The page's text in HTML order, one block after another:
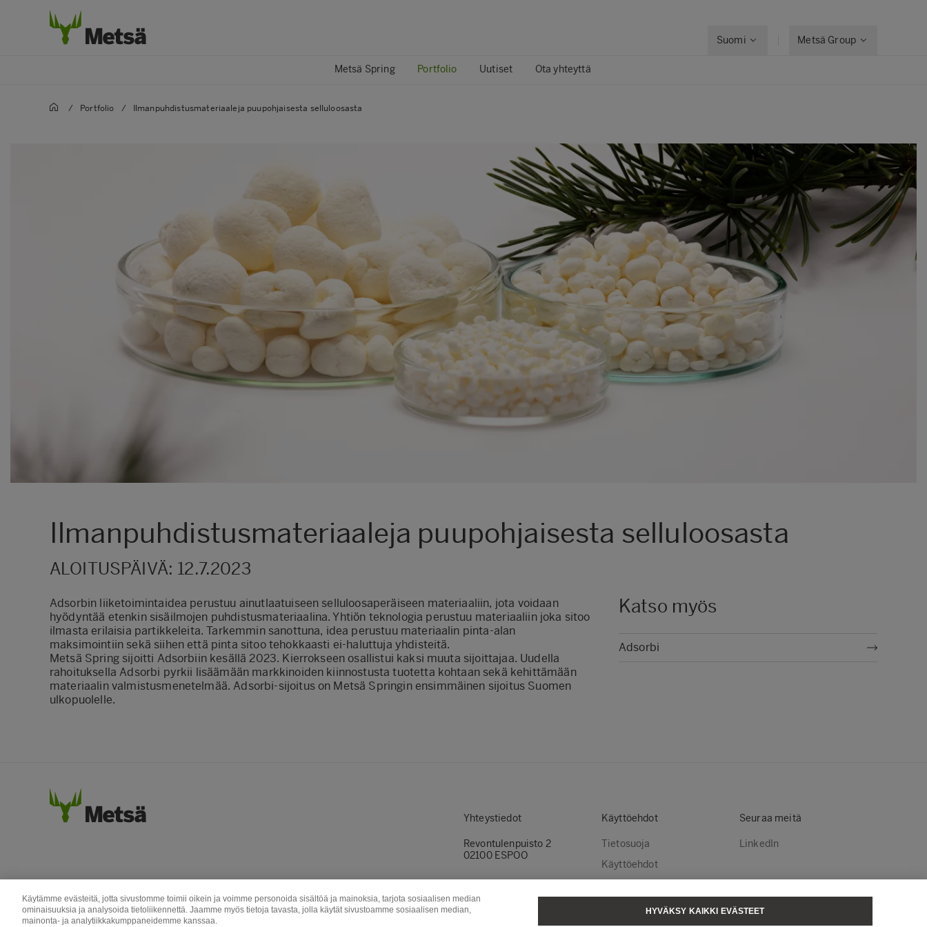
Suomi Metsä Group
Metsä Spring Portfolio Uutiset Ota yhteyttä
/ Portfolio / Ilmanpuhdistusmateriaaleja puupohjaisesta selluloosasta
Ilmanpuhdistusmateriaaleja puupohjaisesta selluloosasta
ALOITUSPÄIVÄ: 12.7.2023
Adsorbin liiketoimintaidea perustuu ainutlaatuiseen selluloosaperäiseen materiaaliin, jota voidaan
hyödyntää etenkin sisäilmojen puhdistusmateriaalina. Yhtiön teknologia perustuu materiaaliin joka sitoo
ilmasta erilaisia partikkeleita. Tarkemmin sanottuna, idea perustuu materiaalin pinta-alan
maksimointiin sekä siihen että pinta sitoo tehokkaasti ei-haluttuja yhdisteitä.
Metsä Spring sijoitti Adsorbiin kesällä 2023. Kierrokseen osallistui kaksi muuta sijoittajaa. Uudella
rahoituksella Adsorbi pyrkii lisäämään markkinoiden kiinnostusta tuotetta kohtaan sekä kehittämään
materiaalin valmistusmenetelmää. Adsorbi-sijoitus on Metsä Springin ensimmäinen sijoitus Suomen
ulkopuolelle.
Katso myös
Adsorbi
Yhteystiedot
Revontulenpuisto 2
02100 ESPOO
Käyttöehdot
Tietosuoja
Käyttöehdot
Evästeasetukset
Seuraa meitä
LinkedIn
Käytämme evästeitä, jotta sivustomme toimii oikein ja voimme personoida sisältöä ja mainoksia, tarjota sosiaalisen median
ominaisuuksia ja analysoida tietoliikennettä. Jaamme myös tietoja tavasta, jolla käytät sivustoamme sosiaalisen median,
mainonta- ja analytiikkakumppaneidemme kanssaa.
HYVÄKSY KAIKKI EVÄSTEET